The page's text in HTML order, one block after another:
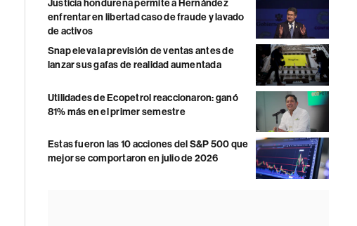
Justicia hondureña permite a Hernández
enfrentar en libertad caso de fraude y lavado
de activos
Snap eleva la previsión de ventas antes de
lanzar sus gafas de realidad aumentada
Utilidades de Ecopetrol reaccionaron: ganó
81% más en el primer semestre
Estas fueron las 10 acciones del S&P 500 que
mejor se comportaron en julio de 2026